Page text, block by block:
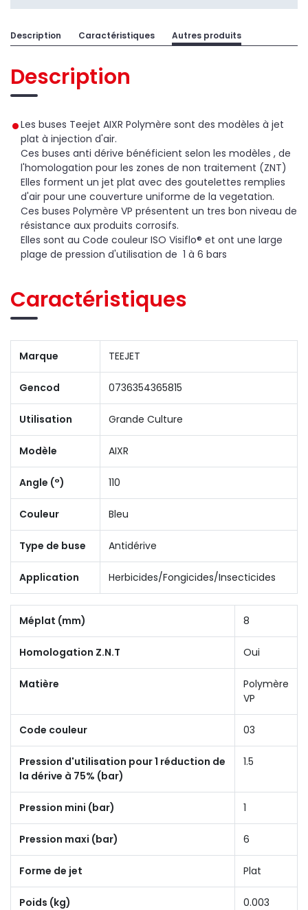
Description Caractéristiques Autres produits
Description
Les buses Teejet AIXR Polymère sont des modèles à jet
plat à injection d'air.
Ces buses anti dérive bénéficient selon les modèles , de
l'homologation pour les zones de non traitement (ZNT)
Elles forment un jet plat avec des goutelettes remplies
d'air pour une couverture uniforme de la vegetation.
Ces buses Polymère VP présentent un tres bon niveau de
résistance aux produits corrosifs.
Elles sont au Code couleur ISO Visiflo® et ont une large
plage de pression d'utilisation de 1 à 6 bars
Caractéristiques
Marque TEEJET
Gencod 0736354365815
Utilisation Grande Culture
Modèle AIXR
Angle (°) 110
Couleur Bleu
Type de buse Antidérive
Application Herbicides/Fongicides/Insecticides
Méplat (mm) 8
Homologation Z.N.T Oui
Matière
Polymère
VP
Code couleur 03
Pression d'utilisation pour 1 réduction de
la dérive à 75% (bar)
1.5
Pression mini (bar) 1
Pression maxi (bar) 6
Forme de jet Plat
Poids (kg) 0.003